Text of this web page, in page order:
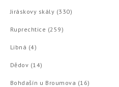
Jiráskovy skály (330)
Ruprechtice (259)
Libná (4)
Dědov (14)
Bohdašín u Broumova (16)